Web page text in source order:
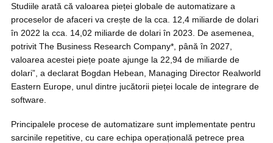
Studiile arată că valoarea pieței globale de automatizare a
proceselor de afaceri va crește de la cca. 12,4 miliarde de dolari
în 2022 la cca. 14,02 miliarde de dolari în 2023. De asemenea,
potrivit The Business Research Company*, până în 2027,
valoarea acestei piețe poate ajunge la 22,94 de miliarde de
dolari”, a declarat Bogdan Hebean, Managing Director Realworld
Eastern Europe, unul dintre jucătorii pieței locale de integrare de
software.
Principalele procese de automatizare sunt implementate pentru
sarcinile repetitive, cu care echipa operațională petrece prea